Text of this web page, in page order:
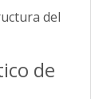
del
de